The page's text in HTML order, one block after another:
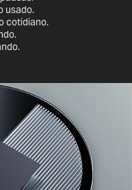
usado.
cotidiano.